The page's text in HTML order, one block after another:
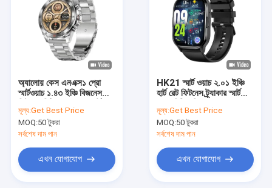
ভিডিও
আমাদের সম্পর্কে
মান নিয়ন্ত্রণ
আমাদের সাথে যোগাযোগ করুন
খবর
অ্যালোয় কেস এনএক্স১ প্রো
স্মার্টওয়াচ ১.৪৩ ইঞ্চি বিজনেস
অ্যামোলেড স্ক্রিন
মূল্য:Get Best Price
MOQ:50 টুকরা
সর্বশেষ দাম পান
এখন যোগাযোগ
HK21 স্মার্ট ওয়াচ ২.০১ ইঞ্চি
হার্ট রেট ফিটনেস ট্র্যাকার স্মার্ট
মূল্য:Get Best Price
MOQ:50 টুকরা
সর্বশেষ দাম পান
এখন যোগাযোগ